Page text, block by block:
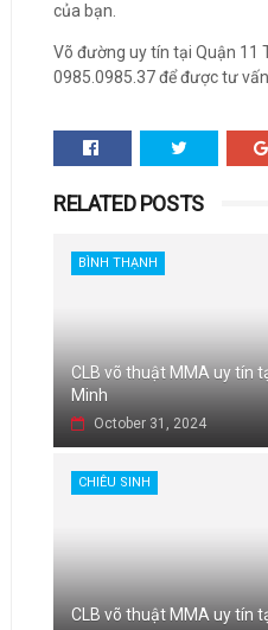
của bạn.
Võ đường uy tín tại Quận 11
0985.0985.37 để được tư
RELATED POSTS
BÌNH THẠNH
CLB võ thuật MMA uy tín
Minh
October 31, 2024
CHIÊU SINH
CLB võ thuật MMA uy tín